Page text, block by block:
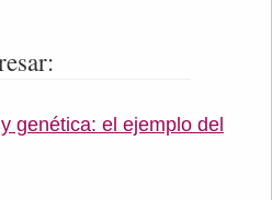
genética: el ejemplo del